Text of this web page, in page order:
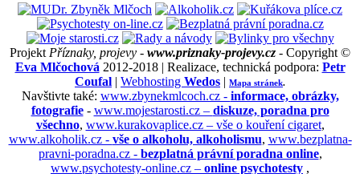
Projekt Příznaky, projevy - www.priznaky-projevy.cz - Copyright ©
Eva Mlčochová 2012-2018 | Realizace, technická podpora: Petr
Coufal | Webhosting Wedos | Mapa stránek.
Navštivte také: www.zbynekmlcoch.cz - informace, obrázky,
fotografie- www.mojestarosti.cz – diskuze, poradna pro
všechno, www.kurakovaplice.cz – vše o kouření cigaret,
www.alkoholik.cz - vše o alkoholu, alkoholismu, www.bezplatna-
pravni-poradna.cz - bezplatná právní poradna online,
www.psychotesty-online.cz – online psychotesty ,